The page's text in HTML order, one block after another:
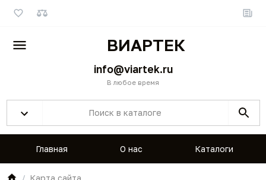
ВИАРТЕК
info@viartek.ru
В любое время
Главная О нас Каталоги
Карта сайта